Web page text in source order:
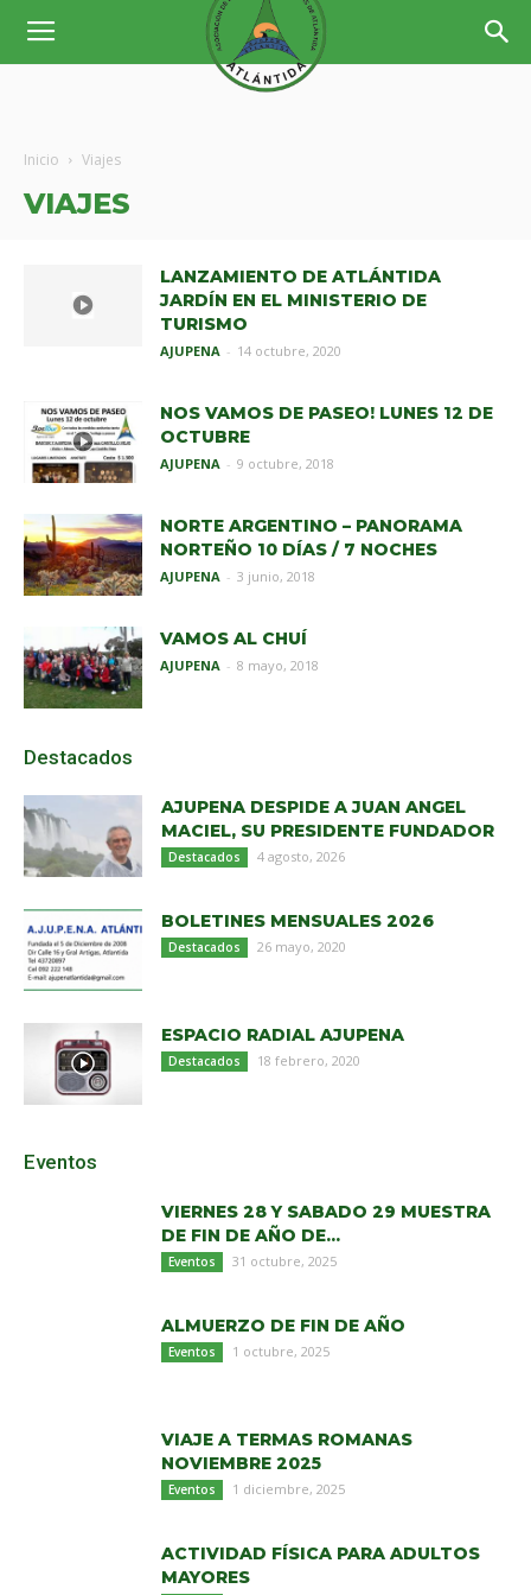
Inicio Viajes
VIAJES
LANZAMIENTO DE ATLÁNTIDA
JARDÍN EN EL MINISTERIO DE
TURISMO
AJUPENA - 14 octubre, 2020
NOS VAMOS DE PASEO! LUNES 12 DE
OCTUBRE
AJUPENA - 9 octubre, 2018
NORTE ARGENTINO – PANORAMA
NORTEÑO 10 DÍAS / 7 NOCHES
AJUPENA - 3 junio, 2018
VAMOS AL CHUÍ
AJUPENA - 8 mayo, 2018
Destacados
AJUPENA DESPIDE A JUAN ANGEL
MACIEL, SU PRESIDENTE FUNDADOR
Destacados 4 agosto, 2026
BOLETINES MENSUALES 2026
Destacados 26 mayo, 2020
ESPACIO RADIAL AJUPENA
Destacados 18 febrero, 2020
Eventos
VIERNES 28 Y SABADO 29 MUESTRA
DE FIN DE AÑO DE...
Eventos 31 octubre, 2025
ALMUERZO DE FIN DE AÑO
Eventos 1 octubre, 2025
VIAJE A TERMAS ROMANAS
NOVIEMBRE 2025
Eventos 1 diciembre, 2025
ACTIVIDAD FÍSICA PARA ADULTOS
MAYORES